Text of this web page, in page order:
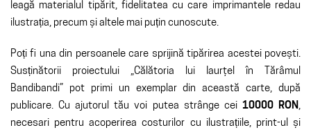
leagă materialul tipărit, fidelitatea cu care imprimantele redau
ilustrația, precum și altele mai puțin cunoscute.
Poți fi una din persoanele care sprijină tipărirea acestei povești.
Susținătorii proiectului „Călătoria lui Iaurţel în Tărâmul
Bandibandi” pot primi un exemplar din această carte, după
publicare. Cu ajutorul tău voi putea strânge cei 10000 RON,
necesari pentru acoperirea costurilor cu ilustrațiile, print-ul și